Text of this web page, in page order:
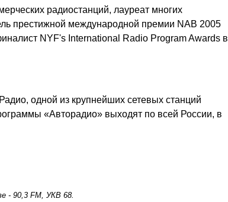
радиостанций, лауреат многих
престижной международной премии NAB 2005
NYF's International Radio Program Awards в
одной из крупнейших сетевых станций
«Авторадио» выходят по всей России, в
- 90,3 FM, УКВ 68.